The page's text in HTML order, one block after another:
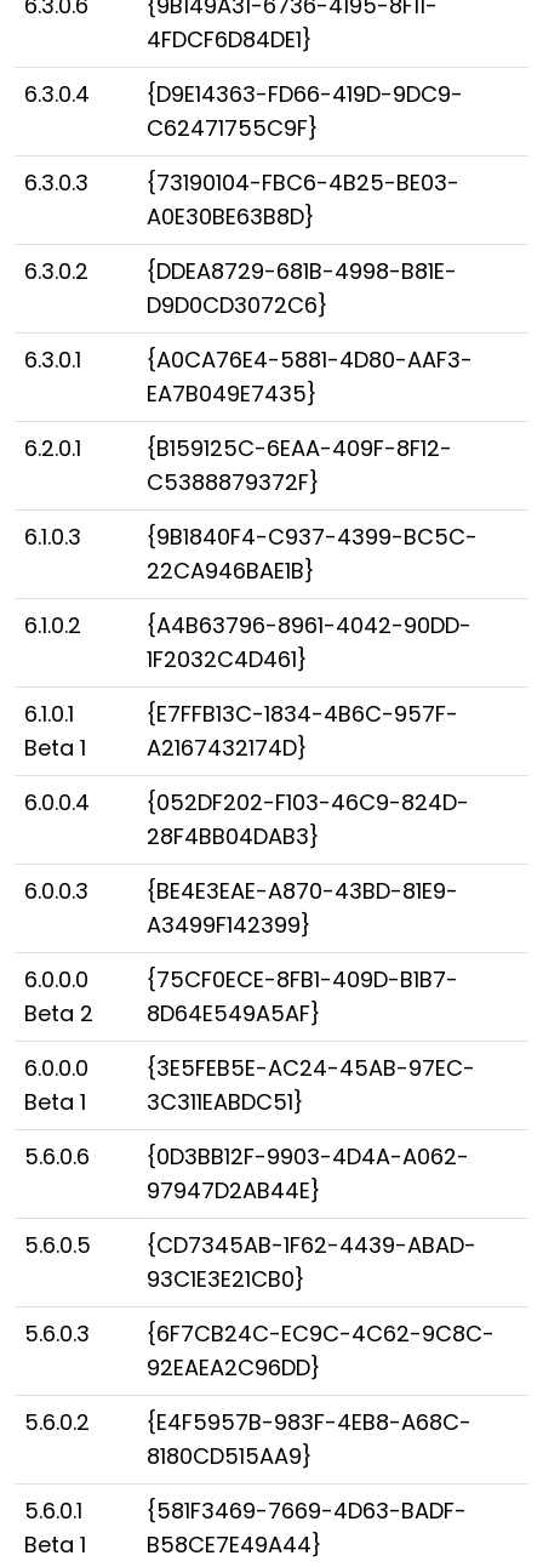
4FDCF6D84DE1}
6.3.0.4
{D9E14363-FD66-419D-9DC9-
C62471755C9F}
6.3.0.3
{73190104-FBC6-4B25-BE03-
A0E30BE63B8D}
6.3.0.2
{DDEA8729-681B-4998-B81E-
D9D0CD3072C6}
6.3.0.1
{A0CA76E4-5881-4D80-AAF3-
EA7B049E7435}
6.2.0.1
{B159125C-6EAA-409F-8F12-
C5388879372F}
6.1.0.3
{9B1840F4-C937-4399-BC5C-
22CA946BAE1B}
6.1.0.2
{A4B63796-8961-4042-90DD-
1F2032C4D461}
6.1.0.1
Beta 1
{E7FFB13C-1834-4B6C-957F-
A2167432174D}
6.0.0.4
{052DF202-F103-46C9-824D-
28F4BB04DAB3}
6.0.0.3
{BE4E3EAE-A870-43BD-81E9-
A3499F142399}
6.0.0.0
Beta 2
{75CF0ECE-8FB1-409D-B1B7-
8D64E549A5AF}
6.0.0.0
Beta 1
{3E5FEB5E-AC24-45AB-97EC-
3C311EABDC51}
5.6.0.6
{0D3BB12F-9903-4D4A-A062-
97947D2AB44E}
5.6.0.5
{CD7345AB-1F62-4439-ABAD-
93C1E3E21CB0}
5.6.0.3
{6F7CB24C-EC9C-4C62-9C8C-
92EAEA2C96DD}
5.6.0.2
{E4F5957B-983F-4EB8-A68C-
8180CD515AA9}
5.6.0.1
Beta 1
{581F3469-7669-4D63-BADF-
B58CE7E49A44}